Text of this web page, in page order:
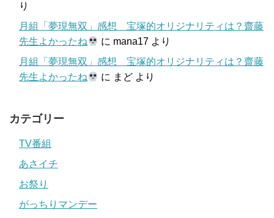
り
月組「夢現無双」感想 宝塚的オリジナリティは？齋藤
先生よかったね
に mana17 より
月組「夢現無双」感想 宝塚的オリジナリティは？齋藤
先生よかったね
に まど より
カテゴリー
TV番組
あさイチ
お祭り
がっちりマンデー